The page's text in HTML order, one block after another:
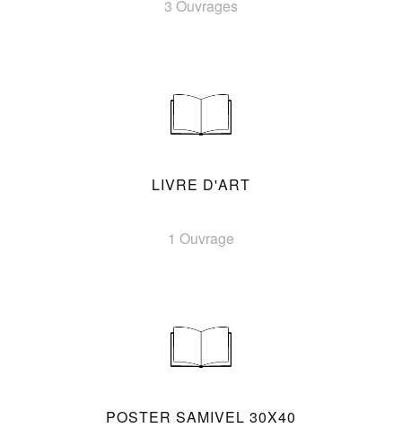
3 Ouvrages
LIVRE D'ART
1 Ouvrage
POSTER SAMIVEL 30X40